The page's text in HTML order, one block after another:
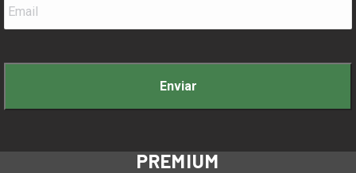
PREMIUM